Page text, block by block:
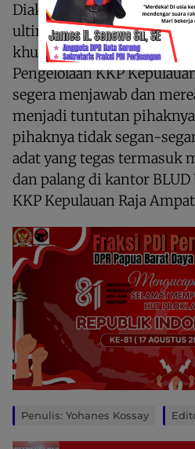
Diakhir penyampainnya
ultimatum kepada
khususnya manajemen
Pengelolaan KKP
segera menjawab dan
menjadi tuntutan
pihaknya tidak segan-
adat yang tegas termasuk
dan palang di kantor BLUD
KKP Kepulauan Raja
Penulis: Yohanes Kossay